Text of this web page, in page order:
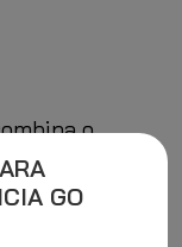
o
Uma
GO